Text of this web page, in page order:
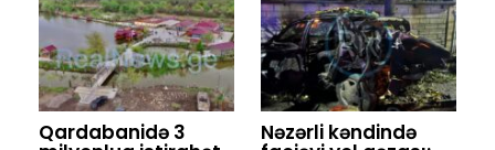
Qardabanidə 3 Nəzərli kəndində